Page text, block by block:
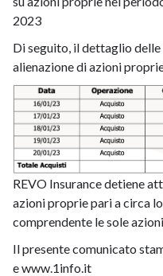
2023
Di seguito, il dettaglio
alienazione di azioni
REVO Insurance detiene
azioni proprie pari a circa
comprendente le sole
Il presente comunicato
ewww.1info.it